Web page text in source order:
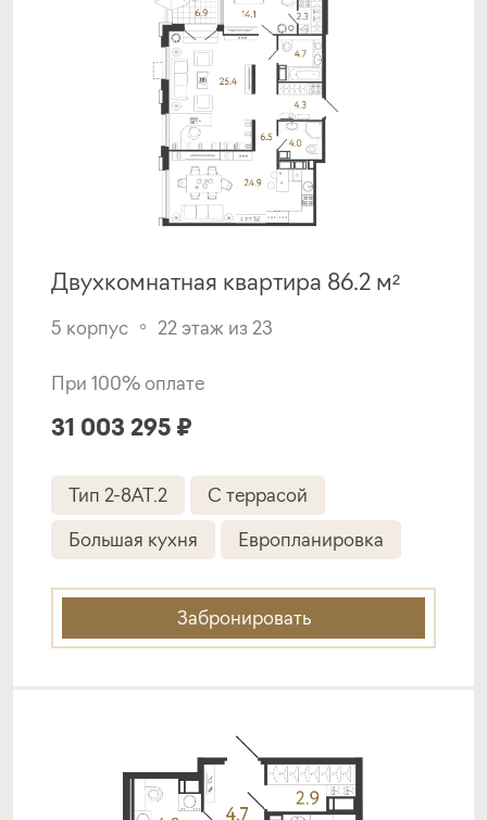
Программа от МКБ
Покупка квартиры в строящемся доме
с субсидией от Застройщика
1-й взнос
срок
платёж
Покупка квартиры в строящемся доме
ставка
от 18,20%
1-й взнос
от 20%
срок
платёж
Двухкомнатная квартира 86.2 м²
5 корпус 22 этаж из 23
При 100% оплате
31 003 295 ₽
Тип 2-8AT.2
С террасой
Большая кухня
Европланировка
Забронировать